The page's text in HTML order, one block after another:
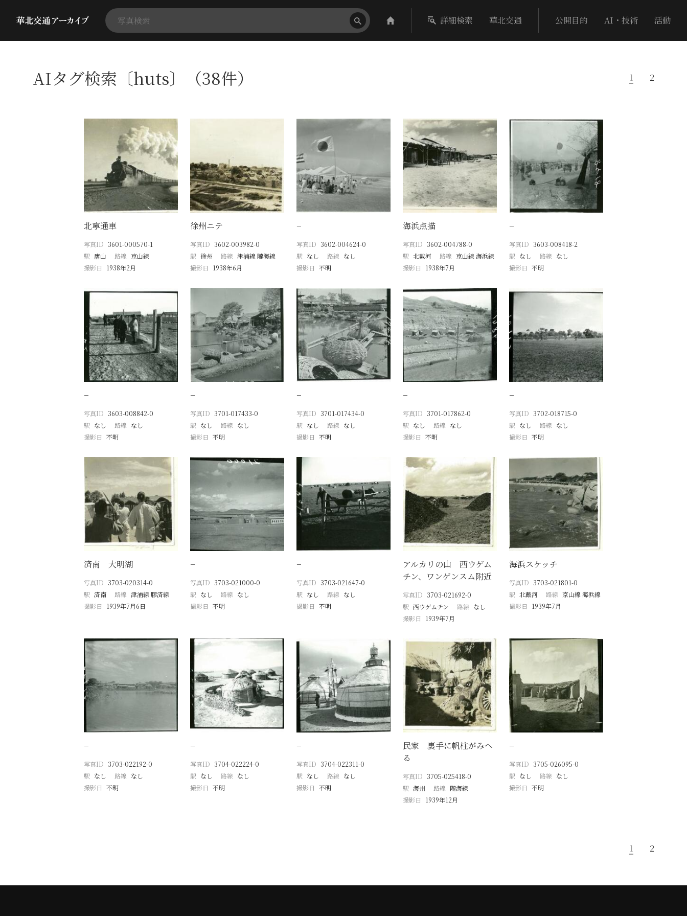
詳細検索 華北交通 公開目的 AI・技術 活動
AIタグ検索〔huts〕（38件） 1 2
北寧通車
写真ID 3601-000570-1
駅 唐山 路線 京山線
撮影日
1938年2月
徐州ニテ
写真ID 3602-003982-0
駅 徐州 路線 津浦線 隴海線
撮影日
1938年6月
−
写真ID 3602-004624-0
駅 なし 路線 なし
撮影日 不明
海浜点描
写真ID 3602-004788-0
駅 北戴河 路線 京山線 海浜線
撮影日
1938年7月
−
写真ID 3603-008418-2
駅 なし 路線 なし
撮影日 不明
−
写真ID 3603-008842-0
駅 なし 路線 なし
撮影日 不明
−
写真ID 3701-017433-0
駅 なし 路線 なし
撮影日 不明
−
写真ID 3701-017434-0
駅 なし 路線 なし
撮影日 不明
−
写真ID 3701-017862-0
駅 なし 路線 なし
撮影日 不明
−
写真ID 3702-018715-0
駅 なし 路線 なし
撮影日 不明
済南 大明湖
写真ID 3703-020314-0
駅 済南 路線 津浦線 膠済線
撮影日
1939年7月6日
−
写真ID 3703-021000-0
駅 なし 路線 なし
撮影日 不明
−
写真ID 3703-021647-0
駅 なし 路線 なし
撮影日 不明
アルカリの山 西ウゲム
チン、ワンゲンスム附近
写真ID 3703-021692-0
駅 西ウゲムチン 路線 なし
撮影日
1939年7月
海浜スケッチ
写真ID 3703-021801-0
駅 北戴河 路線 京山線 海浜線
撮影日
1939年7月
−
写真ID 3703-022192-0
駅 なし 路線 なし
撮影日 不明
−
写真ID 3704-022224-0
駅 なし 路線 なし
撮影日 不明
−
写真ID 3704-022311-0
駅 なし 路線 なし
撮影日 不明
民家 裏手に帆柱がみへ
る
写真ID 3705-025418-0
駅 海州 路線 隴海線
撮影日
1939年12月
−
写真ID 3705-026095-0
駅 なし 路線 なし
撮影日 不明
1 2